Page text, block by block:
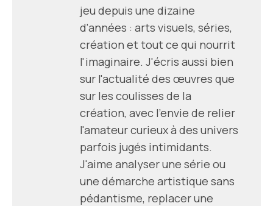
jeu depuis une dizaine
d'années : arts visuels, séries,
création et tout ce qui nourrit
l'imaginaire. J'écris aussi bien
sur l'actualité des œuvres que
sur les coulisses de la
création, avec l'envie de relier
l'amateur curieux à des univers
parfois jugés intimidants.
J'aime analyser une série ou
une démarche artistique sans
pédantisme, replacer une